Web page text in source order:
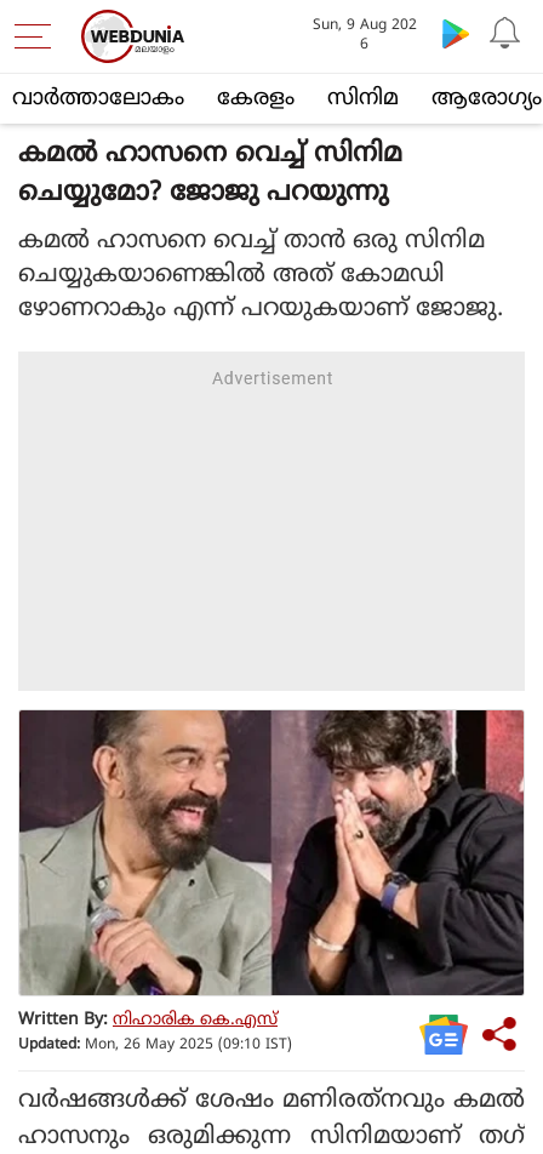
വാര്‍ത്താലോകം കേരളം സിനിമ ആരോഗ്യം
Sun, 9 Aug 202
6
കമൽ ഹാസനെ വെച്ച് സിനിമ
ചെയ്യുമോ? ജോജു പറയുന്നു
കമൽ ഹാസനെ വെച്ച് താൻ ഒരു സിനിമ
ചെയ്യുകയാണെങ്കിൽ അത് കോമഡി
ഴോണറാകും എന്ന് പറയുകയാണ് ജോജു.
Written By: നിഹാരിക കെ.എസ്
Updated: Mon, 26 May 2025 (09:10 IST)
വർഷങ്ങൾക്ക് ശേഷം മണിരത്‌നവും കമൽ
ഹാസനും ഒരുമിക്കുന്ന സിനിമയാണ് തഗ്